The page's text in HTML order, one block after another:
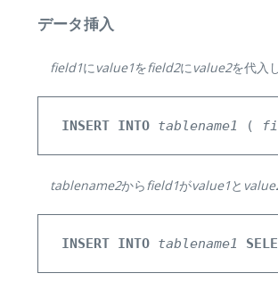
データ挿入
field1に value1をfield2に value2を代入し
INSERT INTO tablename1 (
tablename2からfield1がvalue1と
INSERT INTO tablename1